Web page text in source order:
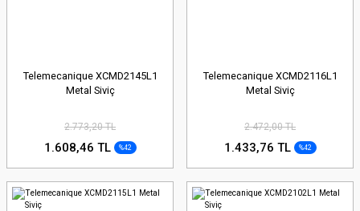
Telemecanique XCMD2145L1
Metal Siviç
2.773,20 TL
1.608,46 TL %42
Telemecanique XCMD2116L1
Metal Siviç
2.472,00 TL
1.433,76 TL %42